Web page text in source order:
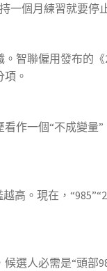
一個月練習就要停
。智聯僱用發布的
。
一個“不成變量”
。現在，
人必需是“頭部